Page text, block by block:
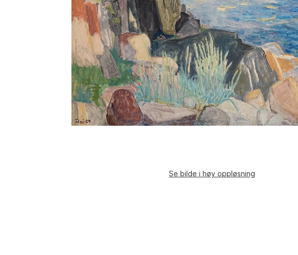
Se bilde i høy oppløsning